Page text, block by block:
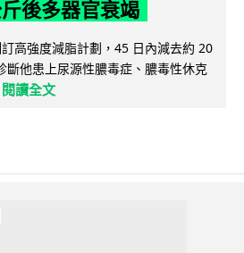
後多器官衰竭
高強度減脂計劃，45 日內減去約 20
斷他患上尿源性膿毒症、膿毒性休克
閱讀全文